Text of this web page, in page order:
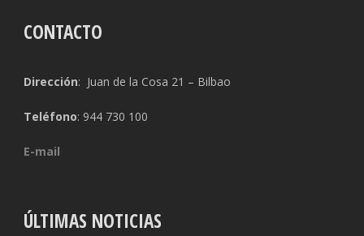
CONTACTO
Dirección: Juan de la Cosa 21 – Bilbao
Teléfono: 944 730 100
E-mail
ÚLTIMAS NOTICIAS